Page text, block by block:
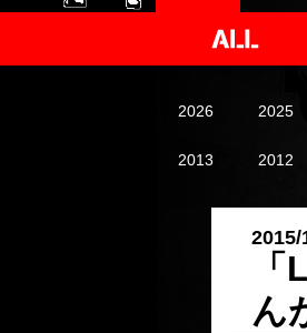
2026 2025
2013 2012
2015/
ん